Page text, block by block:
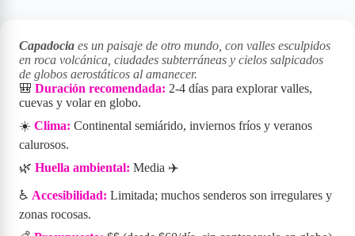
Capadocia es un paisaje de otro mundo, con valles esculpidos
en roca volcánica, ciudades subterráneas y cielos salpicados
de globos aerostáticos al amanecer.
🎒 Duración recomendada: 2-4 días para explorar valles,
cuevas y volar en globo.
☀️ Clima: Continental semiárido, inviernos fríos y veranos
calurosos.
🌿 Huella ambiental: Media ✈️
♿ Accesibilidad: Limitada; muchos senderos son irregulares y
zonas rocosas.